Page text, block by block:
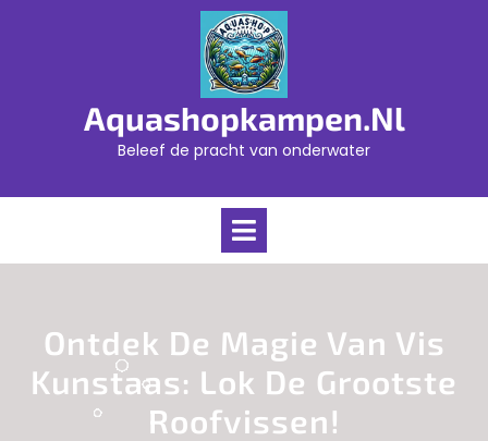
Aquashopkampen.nl
Beleef de pracht van onderwater
Open
Ontdek De Magie Van Vis
Kunstaas: Lok De Grootste
Roofvissen!